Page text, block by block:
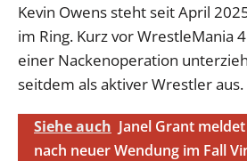
Kevin Owens steht seit April
im Ring. Kurz vor WrestleMania
einer Nackenoperation
seitdem als aktiver Wrestler aus.
Siehe auch Janel Grant
nach neuer Wendung im Fall